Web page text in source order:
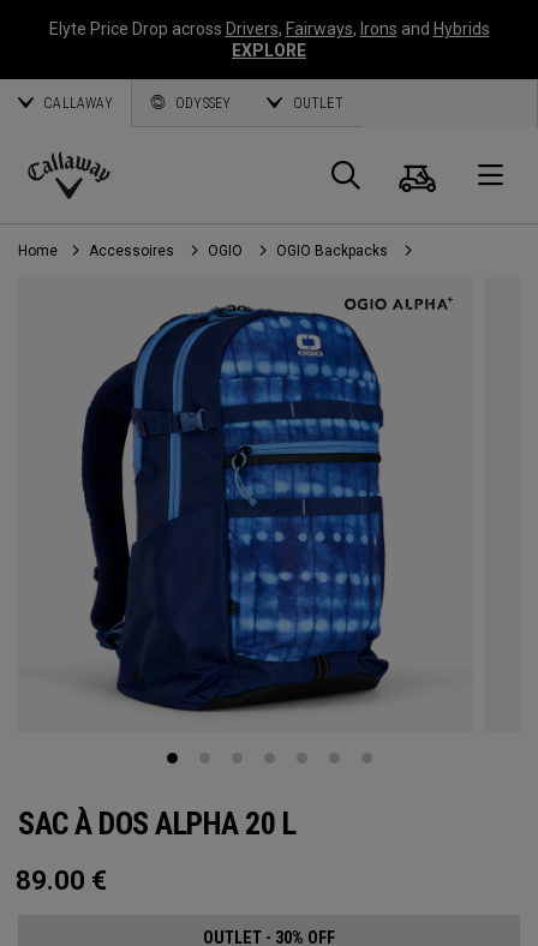
Elyte Price Drop across Drivers, Fairways, Irons and Hybrids
EXPLORE
CALLAWAY ODYSSEY OUTLET
Callaway
Golf
Panier
Home Accessoires OGIO OGIO Backpacks
SAC À DOS ALPHA 20 L
89.00 €
OUTLET - 30% OFF